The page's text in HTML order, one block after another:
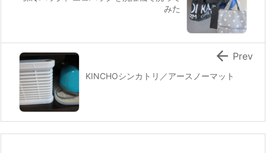
みた
KINCHOシンカトリ／アースノーマット
 Prev